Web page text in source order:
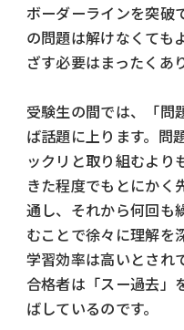
ボーダーラインを突破
の問題は解けなくても
ざす必要はまったくあ
受験生の間では、「問
ば話題に上ります。問
ックリと取り組むより
きた程度でもとにかく
通し、それから何回も
むことで徐々に理解を
学習効率は高いとされ
合格者は「スー過去」
ばしているのです。